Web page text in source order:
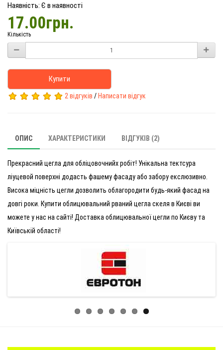
Наявність: Є в наявності
17.00грн.
Кількість
Купити
2 відгуків / Написати відгук
ОПИС ХАРАКТЕРИСТИКИ ВІДГУКІВ (2)
Прекрасний цегла для обліцовочнийх робіт! Унікальна тектсура
ліуцевой поверхні додасть фашему фасаду або забору екслюзивно.
Висока міцність цегли дозволить облагородити будь-який фасад на
довгі роки. Купити облицювальний рваний цегла скеля в Києві ви
можете у нас на сайті! Доставка облицювальної цегли по Києву та
Київській області!